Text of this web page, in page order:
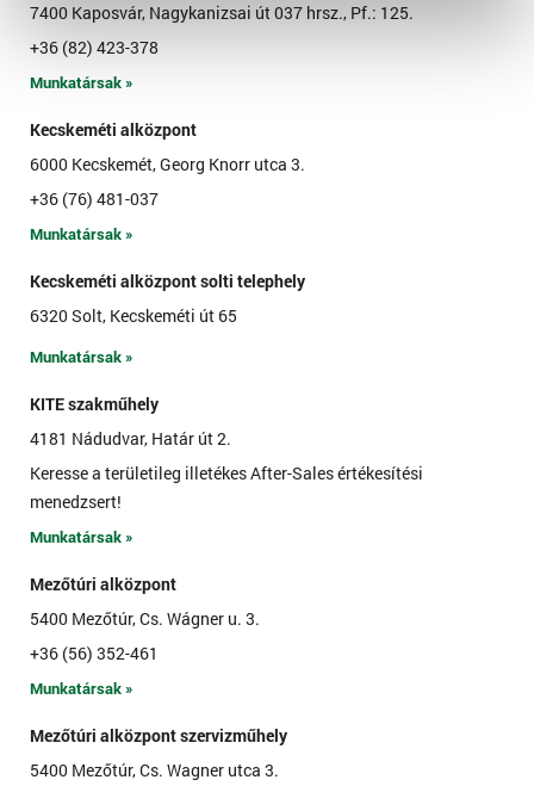
7400 Kaposvár, Nagykanizsai út 037 hrsz., Pf.: 125.
+36 (82) 423-378
Munkatársak »
Kecskeméti alközpont
6000 Kecskemét, Georg Knorr utca 3.
+36 (76) 481-037
Munkatársak »
Kecskeméti alközpont solti telephely
6320 Solt, Kecskeméti út 65
Munkatársak »
KITE szakműhely
4181 Nádudvar, Határ út 2.
Keresse a területileg illetékes After-Sales értékesítési
menedzsert!
Munkatársak »
Mezőtúri alközpont
5400 Mezőtúr, Cs. Wágner u. 3.
+36 (56) 352-461
Munkatársak »
Mezőtúri alközpont szervizműhely
5400 Mezőtúr, Cs. Wagner utca 3.